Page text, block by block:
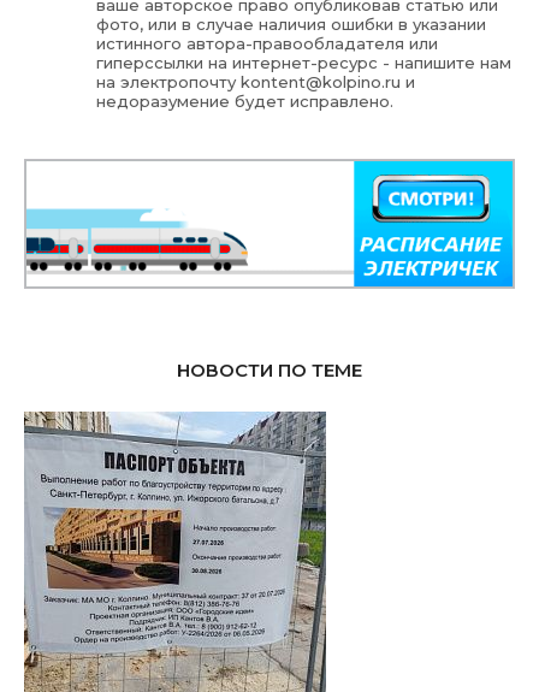
ваше авторское право опубликовав статью или
фото, или в случае наличия ошибки в указании
истинного автора-правообладателя или
гиперссылки на интернет-ресурс - напишите нам
на электропочтуkontent@kolpino.ru и
недоразумение будет исправлено.
НОВОСТИ ПО ТЕМЕ